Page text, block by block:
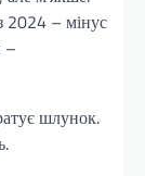
2024 – мінус
–
шлунок.